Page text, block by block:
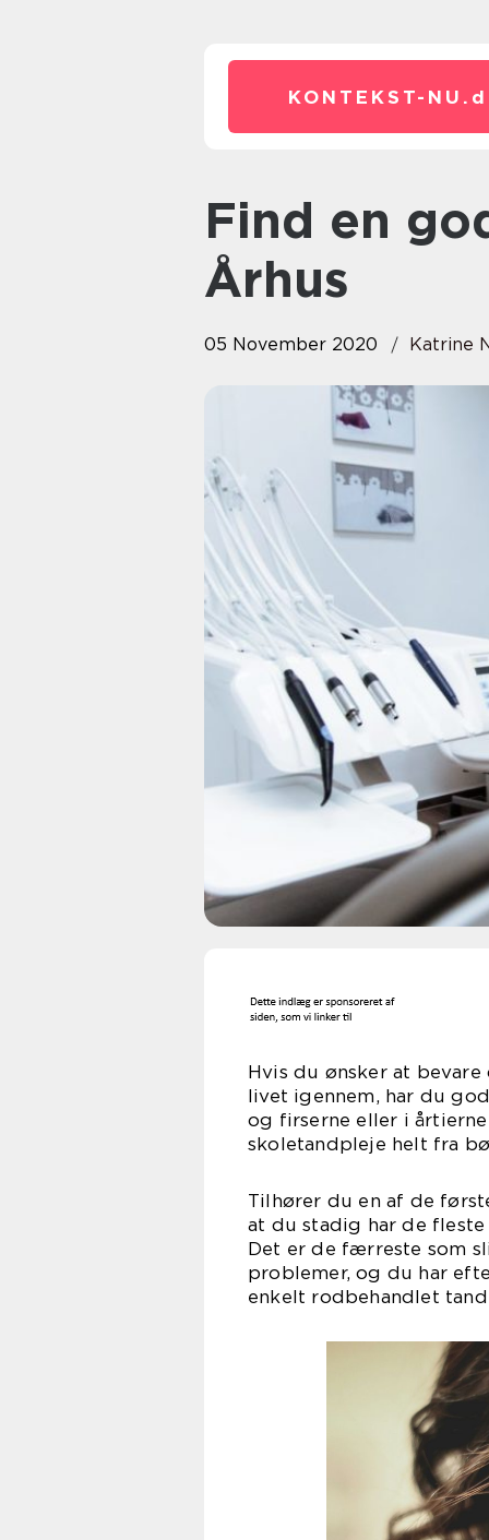
KONTEKST-NU.
Find en god fast tandlæge i
Århus
05 November 2020 Katrine
Hvis du ønsker at
livet igennem, har du
og firserne eller i
skoletandpleje helt fra
Tilhører du en af de
at du stadig har de
Det er de færreste som
problemer, og du har
enkelt rodbehandlet